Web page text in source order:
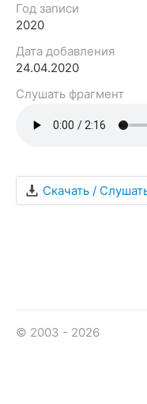
Год записи
2020
Дата добавления
24.04.2020
Слушать фрагмент
Скачать /
© 2003 - 2026